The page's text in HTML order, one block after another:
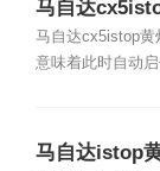
马自达
事？
马自达cx5istop黄
意味着此时自动
马自达istop